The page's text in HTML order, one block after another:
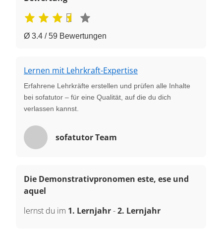
Ø 3.4 / 59 Bewertungen
Lernen mit Lehrkraft-Expertise
Erfahrene Lehrkräfte erstellen und prüfen alle Inhalte
bei sofatutor – für eine Qualität, auf die du dich
verlassen kannst.
sofatutor Team
Die Demonstrativpronomen este, ese und
aquel
lernst du im 1. Lernjahr-2. Lernjahr